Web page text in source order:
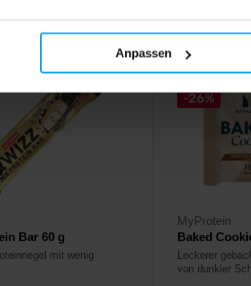
Anpassen
Bar 60 g
mit wenig
-26%
MyProtein
Baked
Leckerer
von dunkler
4,7